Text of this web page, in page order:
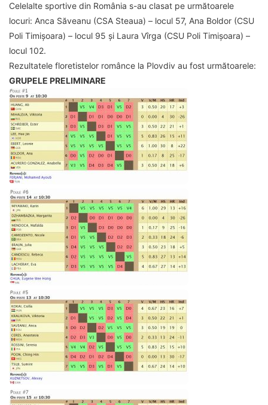
Celelalte sportive din România s-au clasat pe următoarele
locuri: Anca Săveanu (CSA Steaua) – locul 57, Ana Boldor (CSU
Poli Timișoara) – locul 95 și Laura Vîrga (CSU Poli Timișoara) –
locul 102.
Rezultatele floretistelor românce la Plovdiv au fost următoarele:
GRUPELE PRELIMINARE